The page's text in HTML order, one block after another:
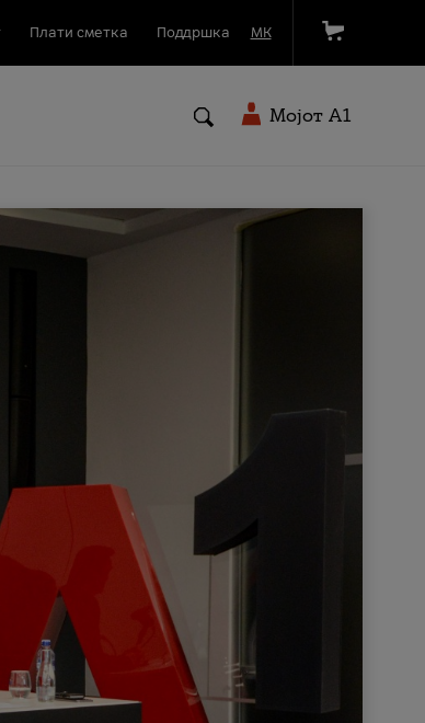
Плати сметка Поддршка МК
Мојот A1